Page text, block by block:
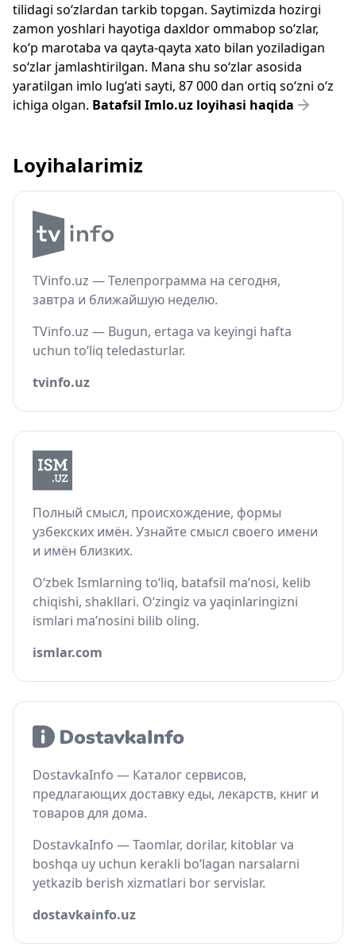
tilidagi so‘zlardan tarkib topgan. Saytimizda hozirgi
zamon yoshlari hayotiga daxldor ommabop so‘zlar,
ko‘p marotaba va qayta-qayta xato bilan yoziladigan
so‘zlar jamlashtirilgan. Mana shu so‘zlar asosida
yaratilgan imlo lug‘ati sayti, 87 000 dan ortiq so‘zni o‘z
ichiga olgan. Batafsil Imlo.uz loyihasi haqida
Loyihalarimiz
TVinfo.uz — Телепрограмма на сегодня,
завтра и ближайшую неделю.
TVinfo.uz — Bugun, ertaga va keyingi hafta
uchun to‘liq teledasturlar.
tvinfo.uz
Полный смысл, происхождение, формы
узбекских имён. Узнайте смысл своего имени
и имён близких.
O‘zbek Ismlarning to‘liq, batafsil ma’nosi, kelib
chiqishi, shakllari. O‘zingiz va yaqinlaringizni
ismlari ma’nosini bilib oling.
ismlar.com
DostavkaInfo — Каталог сервисов,
предлагающих доставку еды, лекарств, книг и
товаров для дома.
DostavkaInfo — Taomlar, dorilar, kitoblar va
boshqa uy uchun kerakli bo‘lagan narsalarni
yetkazib berish xizmatlari bor servislar.
dostavkainfo.uz